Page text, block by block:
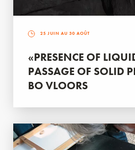
25 JUIN AU 30 AOÛT
«PRESENCE OF
PASSAGE OF SOLID
BO VLOORS